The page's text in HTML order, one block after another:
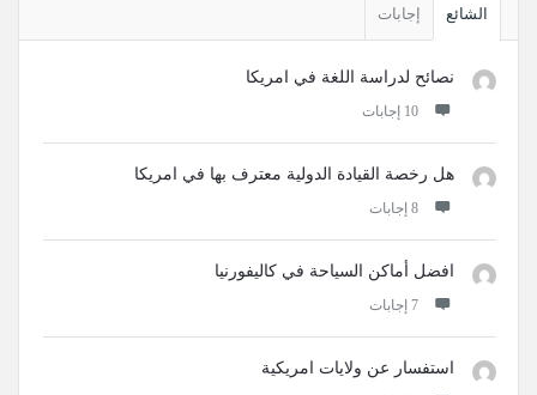
الجانبيةالشائع إجابات
نصائح لدراسة اللغة في امريكا
‫10 إجابات
هل رخصة القيادة الدولية معترف بها في امريكا
‫8 إجابات
افضل أماكن السياحة في كاليفورنيا
‫7 إجابات
استفسار عن ولايات امريكية